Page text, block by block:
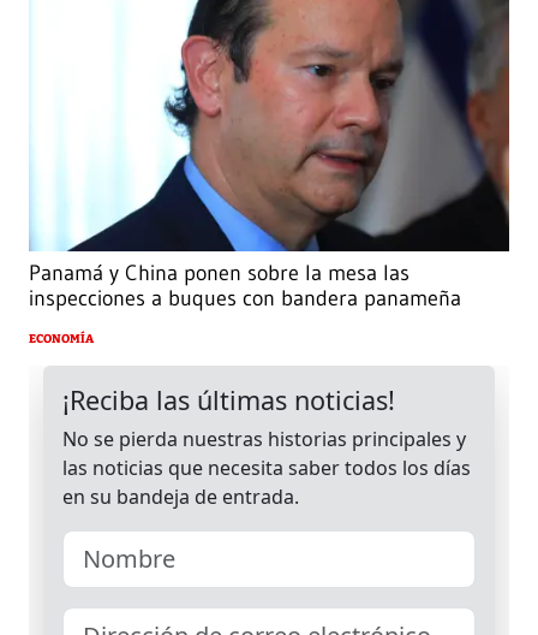
Panamá y China ponen sobre la mesa las
inspecciones a buques con bandera panameña
ECONOMÍA